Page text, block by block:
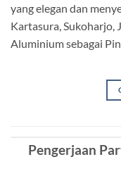
yang elegan dan
Kartasura, Sukoharjo,
Aluminium sebagai
Pengerjaan